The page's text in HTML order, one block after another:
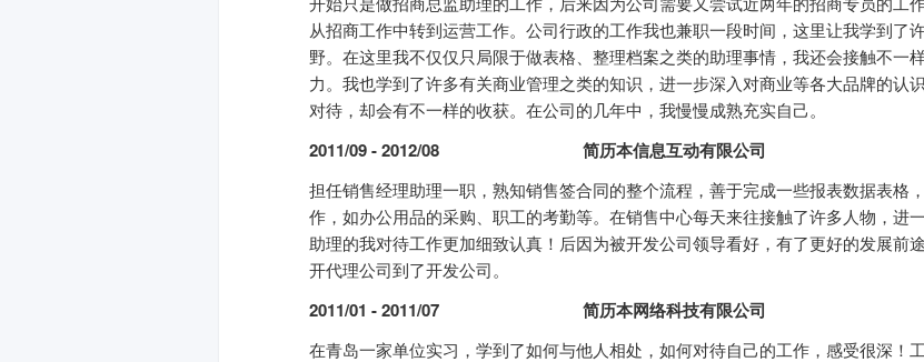
从招商工作中转到运营工作。公司行政的工作我也兼职一段时间，这里让我学到了
野。在这里我不仅仅只局限于做表格、整理档案之类的助理事情，我还会接触不一
力。我也学到了许多有关商业管理之类的知识，进一步深入对商业等各大品牌的认
对待，却会有不一样的收获。在公司的几年中，我慢慢成熟充实自己。
2011/09 - 2012/08 简历本信息互动有限公司
担任销售经理助理一职，熟知销售签合同的整个流程，善于完成一些报表数据表格
作，如办公用品的采购、职工的考勤等。在销售中心每天来往接触了许多人物，进
助理的我对待工作更加细致认真！后因为被开发公司领导看好，有了更好的发展前
开代理公司到了开发公司。
2011/01 - 2011/07 简历本网络科技有限公司
在青岛一家单位实习，学到了如何与他人相处，如何对待自己的工作，感受很深！